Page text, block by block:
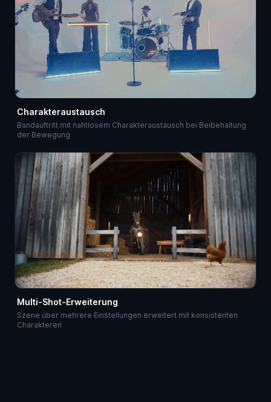
Charakteraustausch
Bandauftritt mit nahtlosem Charakteraustausch bei Beibehaltung
der Bewegung
Multi-Shot-Erweiterung
Szene über mehrere Einstellungen erweitert mit konsistenten
Charakteren